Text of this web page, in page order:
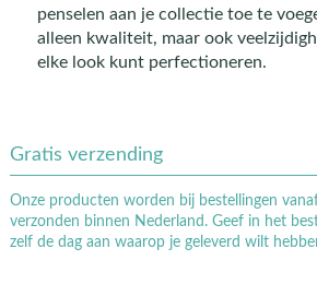
penselen aan je collectie toe te
alleen kwaliteit, maar ook
elke look kunt perfectioneren.
Gratis verzending
Onze producten worden bij bestellingen
verzonden binnen Nederland. Geef in het
zelf de dag aan waarop je geleverd wilt